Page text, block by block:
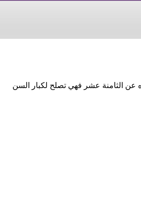
الثامنة عشر فهي تصلح لكبار السن